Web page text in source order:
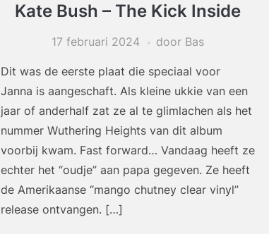
Kate Bush – The Kick Inside
17 februari 2024 door Bas
Dit was de eerste plaat die speciaal voor
Janna is aangeschaft. Als kleine ukkie van een
jaar of anderhalf zat ze al te glimlachen als het
nummer Wuthering Heights van dit album
voorbij kwam. Fast forward… Vandaag heeft ze
echter het “oudje” aan papa gegeven. Ze heeft
de Amerikaanse “mango chutney clear vinyl”
release ontvangen. […]